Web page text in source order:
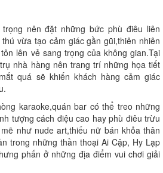
nên đặt những bức phù điêu liên
vừa tạo cảm giác gần gũi,thiên nhiên
lên vẻ sang trọng của không gian.Tại
nhà hàng nên trang trí những họa tiết
quá sẽ khiến khách hàng cảm giác
karaoke,quán bar có thể treo những
tượng cách điệu cao hay phù điêu trừu
như nude art,thiếu nữ bán khỏa thân
trong những thần thoại Ai Cập, Hy Lạp
phấn ở những địa điểm vui chơi giải